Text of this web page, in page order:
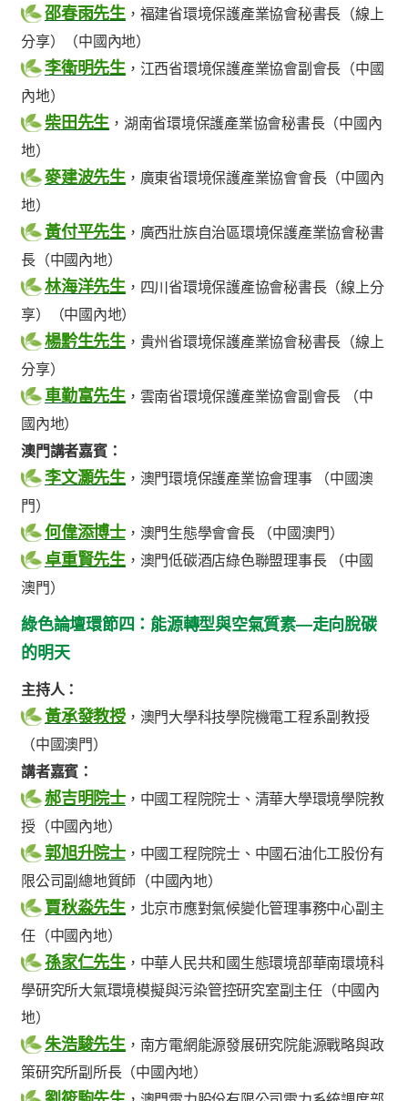
邵春雨先生 ，福建省環境保護產業協會秘書長（線上
分享）（中國內地）
李衛明先生 ，江西省環境保護產業協會副會長（中國
內地）
柴田先生 ，湖南省環境保護產業協會秘書長（中國內
地）
麥建波先生 ，廣東省環境保護產業協會會長（中國內
地）
黃付平先生 ，廣西壯族自治區環境保護產業協會秘書
長（中國內地）
林海洋先生 ，四川省環境保護產協會秘書長（線上分
享）（中國內地）
楊黔生先生 ，貴州省環境保護產業協會秘書長（線上
分享）
車勤富先生 ，雲南省環境保護產業協會副會長 （中
國內地）
澳門講者嘉賓：
李文灝先生 ，澳門環境保護產業協會理事 （中國澳
門）
何偉添博士，澳門生態學會會長 （中國澳門）
卓重賢先生 ，澳門低碳酒店綠色聯盟理事長 （中國
澳門）
綠色論壇環節四：能源轉型與空氣質素—走向脫碳
的明天
主持人：
黃承發教授，澳門大學科技學院機電工程系副教授
（中國澳門）
講者嘉賓：
郝吉明院士，中國工程院院士、清華大學環境學院教
授（中國內地）
郭旭升院士，中國工程院院士、中國石油化工股份有
限公司副總地質師（中國內地）
賈秋淼先生 ，北京市應對氣候變化管理事務中心副主
任（中國內地）
孫家仁先生 ，中華人民共和國生態環境部華南環境科
學研究所大氣環境模擬與污染管控研究室副主任（中國內
地）
朱浩駿先生 ，南方電網能源發展研究院能源戰略與政
策研究所副所長（中國內地）